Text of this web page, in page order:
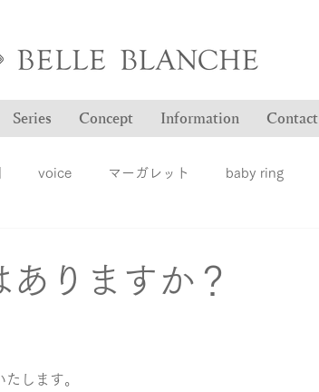
Series Concept Information Contact
voice マーガレット baby ring
りますか？
します。